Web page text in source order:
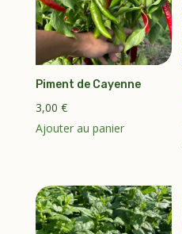
Piment de Cayenne
3,00 €
Ajouter au panier